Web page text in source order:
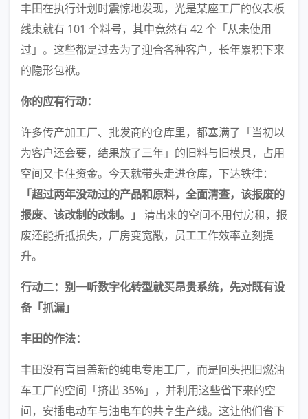
丰田在执行计划时震惊地发现，光是某座工厂的仪表板
线束就有 101 个料号，其中竟然有 42 个「从未使用
过」。这些都是过去为了迎合各种客户，长年累积下来
的隐形包袱。
你的应有行动：
许多传产加工厂、批发商的仓库里，都塞满了「当初以
为客户还会要，结果放了三年」的旧料与旧模具，占用
空间又卡住资金。今天就带头走进仓库，下达铁律：
「超过两年没动过的产品和原料，全面清查，该报废的
报废、该改制的改制。」
清出来的空间不用付房租，报
废还能折抵损失，厂房变宽敞，员工工作效率立刻提
升。
行动二：别一听数字化转型就买昂贵系统，先对既有设
备「抓漏」
丰田的作法：
丰田没有盲目盖新的纯电专用工厂，而是回头把旧燃油
车工厂的空间「挤出 35%」，并利用这些省下来的空
间，安插电动车与油电车的共享生产线。这让他们省下